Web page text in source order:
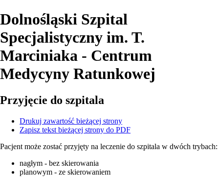
Dolnośląski Szpital
Specjalistyczny im. T.
Marciniaka - Centrum
Medycyny Ratunkowej
Przyjęcie do szpitala
Drukuj zawartość bieżącej strony
Zapisz tekst bieżącej strony do PDF
Pacjent może zostać przyjęty na leczenie do szpitala w dwóch trybach:
nagłym - bez skierowania
planowym - ze skierowaniem